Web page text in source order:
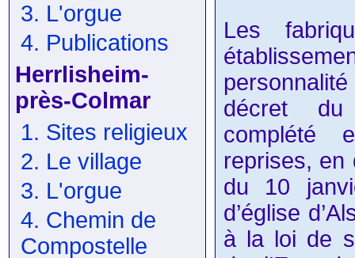
3. L'orgue
4. Publications
Herrlisheim-
près-Colmar
1. Sites religieux
2. Le village
3. L'orgue
4. Chemin de
Compostelle
Les
décret
complété
reprises, en
du 10
d’église
à la loi de